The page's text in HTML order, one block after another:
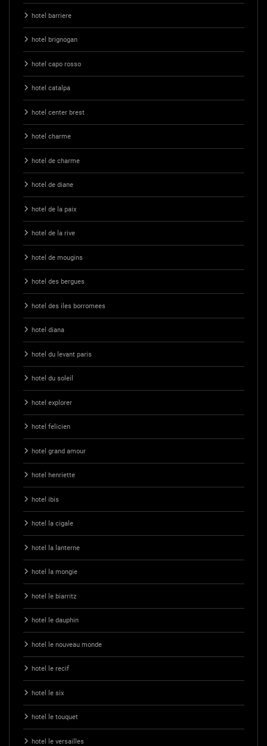
hotel barriere
hotel brignogan
hotel capo rosso
hotel catalpa
hotel center brest
hotel charme
hotel de charme
hotel de diane
hotel de la paix
hotel de la rive
hotel de mougins
hotel des bergues
hotel des iles borromees
hotel diana
hotel du levant paris
hotel du soleil
hotel explorer
hotel felicien
hotel grand amour
hotel henriette
hotel ibis
hotel la cigale
hotel la lanterne
hotel la mongie
hotel le biarritz
hotel le dauphin
hotel le nouveau monde
hotel le recif
hotel le six
hotel le touquet
hotel le versailles